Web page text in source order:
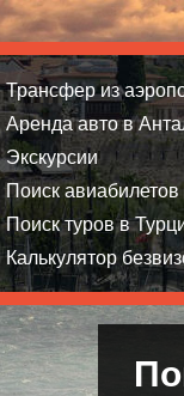
Трансфер из
Аренда авто в
Экскурсии
Поиск авиабилетов
Поиск туров в
Калькулятор